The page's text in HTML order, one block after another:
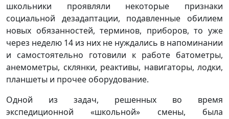
школьники проявляли некоторые признаки
социальной дезадаптации, подавленные обилием
новых обязанностей, терминов, приборов, то уже
через неделю 14 из них не нуждались в напоминании
и самостоятельно готовили к работе батометры,
анемометры, склянки, реактивы, навигаторы, лодки,
планшеты и прочее оборудование.
Одной из задач, решенных во время
экспедиционной «школьной» смены, была